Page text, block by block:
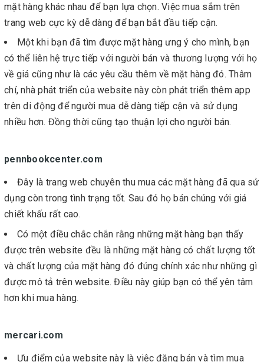
mặt hàng khác nhau để bạn lựa chọn. Việc mua sắm trên
trang web cực kỳ dễ dàng để bạn bắt đầu tiếp cận.
Một khi bạn đã tìm được mặt hàng ưng ý cho mình, bạn
có thể liên hệ trực tiếp với người bán và thương lượng với họ
về giá cũng như là các yêu cầu thêm về mặt hàng đó. Thâm
chí, nhà phát triển của website này còn phát triển thêm app
trên di động để người mua dễ dàng tiếp cận và sử dụng
nhiều hơn. Đồng thời cũng tạo thuận lợi cho người bán.
pennbookcenter.com
Đây là trang web chuyên thu mua các mặt hàng đã qua sử
dụng còn trong tình trạng tốt. Sau đó họ bán chúng với giá
chiết khấu rất cao.
Có một điều chắc chắn rằng những mặt hàng bạn thấy
được trên website đều là những mặt hàng có chất lượng tốt
và chất lượng của mặt hàng đó đúng chính xác như những gì
được mô tả trên website. Điều này giúp bạn có thể yên tâm
hơn khi mua hàng.
mercari.com
Ưu điểm của website này là việc đăng bán và tìm mua